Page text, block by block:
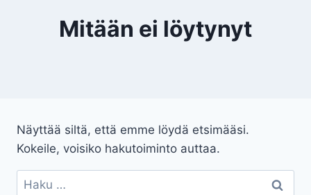
Mitään ei löytynyt
Näyttää siltä, että emme löydä etsimääsi.
Kokeile, voisiko hakutoiminto auttaa.
Haku: